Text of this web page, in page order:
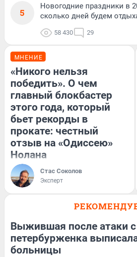
5
Новогодние праздники в
сколько дней будем
58 430 29
МНЕНИЕ
«Никого нельзя
победить». О чем
главный блокбастер
этого года, который
бьет рекорды в
прокате: честный
отзыв на «Одиссею»
Нолана
Стас Соколов
Эксперт
Выжившая после атаки с
петербурженка
больницы